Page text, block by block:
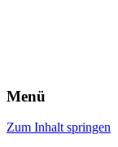
Menü
Zum Inhalt springen